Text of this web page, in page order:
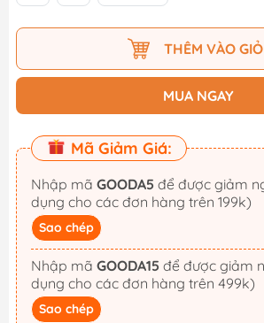
THÊM VÀO GIỎ
MUA NGAY
Mã Giảm Giá:
Nhập mã GOODA5
dụng cho các đơn hàng trên 199k)
Sao chép
Nhập mã GOODA15
dụng cho các đơn hàng trên 499k)
Sao chép